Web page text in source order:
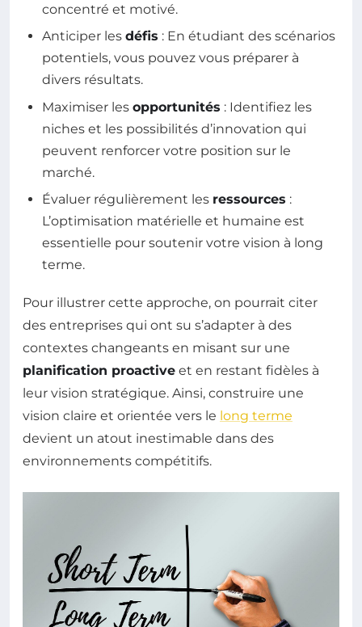
concentré et motivé.
Anticiper les défis : En étudiant des scénarios
potentiels, vous pouvez vous préparer à
divers résultats.
Maximiser les opportunités : Identifiez les
niches et les possibilités d’innovation qui
peuvent renforcer votre position sur le
marché.
Évaluer régulièrement les ressources :
L’optimisation matérielle et humaine est
essentielle pour soutenir votre vision à long
terme.
Pour illustrer cette approche, on pourrait citer
des entreprises qui ont su s’adapter à des
contextes changeants en misant sur une
planification proactive et en restant fidèles à
leur vision stratégique. Ainsi, construire une
vision claire et orientée vers le long terme
devient un atout inestimable dans des
environnements compétitifs.